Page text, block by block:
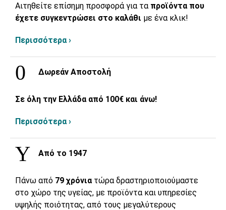
Αιτηθείτε επίσημη προσφορά για τα προϊόντα που
έχετε συγκεντρώσει στο καλάθι με ένα κλικ!
Περισσότερα ›
Δωρεάν Αποστολή
Σε όλη την Ελλάδα από 100€ και άνω!
Περισσότερα ›
Από το 1947
Πάνω από 79 χρόνια τώρα δραστηριοποιούμαστε
στο χώρο της υγείας, με προϊόντα και υπηρεσίες
υψηλής ποιότητας, από τους μεγαλύτερους